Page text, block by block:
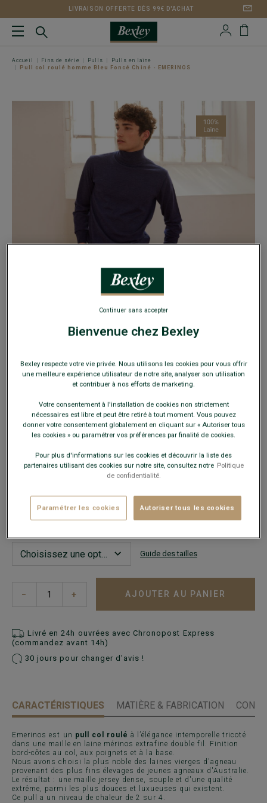
LIVRAISON OFFERTE DÈS 99€ D'ACHAT
Accueil Fins de série Pulls
Pulls en laine
Pull col roulé homme Bleu Foncé Chiné - EMERINOS
EMERINOS
Coupe standard - 100% pure laine d'agneau mérinos
49,00 € FINS DE SÉRIE
Payez en plusieurs fois dès 199€ d'achat
COULEURS DISPONIBLES
Guide des tailles
− + AJOUTER AU PANIER
Livré en 24h ouvrées avec Chronopost Express
(commandez avant 14h)
30 jours pour changer d'avis !
CARACTÉRISTIQUES MATIÈRE & FABRICATION
Emerinos est un pull col roulé à l’élégance intemporelle tricoté
dans une maille en laine mérinos extrafine double fil. Finition
bord-côtes au col, aux poignets et à la base.
Nous avons choisi la plus noble des laines vierges d'agneau
provenant des plus fins élevages de jeunes agneaux d'Australie.
Le résultat : une maille jersey dense, souple et d'une qualité
extrême, parmi les plus douces et luxueuses qui existent.
Ce pull a un niveau de chaleur de 2 sur 4.
Bienvenue chez Bexley
Bexley respecte votre vie privée. Nous utilisons les cookies pour vous offrir
une meilleure expérience utilisateur de notre site, analyser son utilisation
et contribuer à nos efforts de marketing.
Votre consentement à l'installation de cookies non strictement
nécessaires est libre et peut être retiré à tout moment. Vous pouvez
donner votre consentement globalement en cliquant sur « Autoriser tous
les cookies » ou paramétrer vos préférences par finalité de cookies.
Pour plus d'informations sur les cookies et découvrir la liste des
partenaires utilisant des cookies sur notre site, consultez notre Politique
de confidentialité.
Paramétrer les cookies Autoriser tous les cookies
Continuer sans accepter